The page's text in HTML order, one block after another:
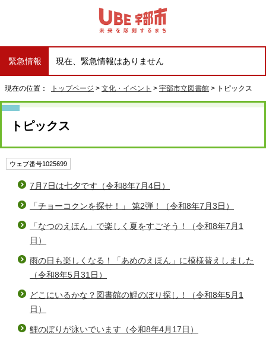
緊急情報 現在、緊急情報はありません
現在の位置： トップページ > 文化・イベント > 宇部市立図書館 > トピックス
トピックス
ウェブ番号1025699
7月7日は七夕です（令和8年7月4日）
「チョーコクンを探せ！」 第2弾！（令和8年7月3日）
「なつのえほん」で楽しく夏をすごそう！（令和8年7月1
日）
雨の日も楽しくなる！「あめのえほん」に模様替えしました
（令和8年5月31日）
どこにいるかな？図書館の鯉のぼり探し！（令和8年5月1
日）
鯉のぼりが泳いでいます（令和8年4月17日）